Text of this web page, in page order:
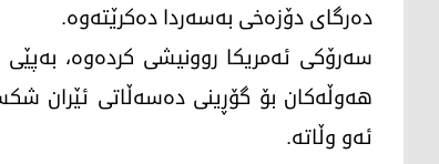
دەرگای دۆزەخی بەسەردا دەکرێتەوە.
سەرۆکی ئەمریکا روونیشی کردەوە،
هەوڵەکان بۆ گۆڕینی دەسەڵاتی ئێران
ئەو وڵاتە.